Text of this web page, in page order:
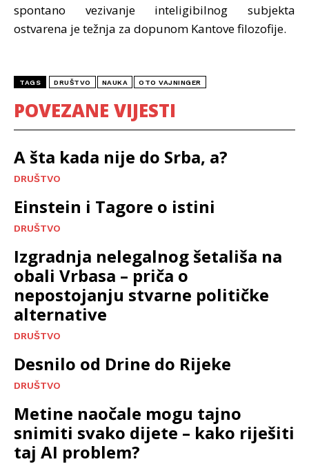
spontano vezivanje inteligibilnog subjekta
ostvarena je težnja za dopunom Kantove filozofije.
TAGS DRUŠTVO NAUKA OTO VAJNINGER
POVEZANE VIJESTI
A šta kada nije do Srba, a?
DRUŠTVO
Einstein i Tagore o istini
DRUŠTVO
Izgradnja nelegalnog šetališa na
obali Vrbasa – priča o
nepostojanju stvarne političke
alternative
DRUŠTVO
Desnilo od Drine do Rijeke
DRUŠTVO
Metine naočale mogu tajno
snimiti svako dijete – kako riješiti
taj AI problem?